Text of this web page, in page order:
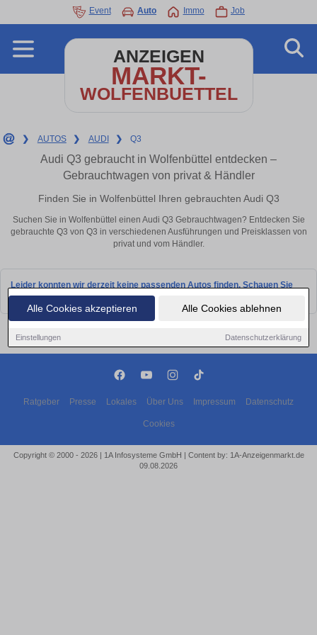
Alle Cookies akzeptieren Alle Cookies ablehnen
Einstellungen Datenschutzerklärung
Event Auto Immo Job
ANZEIGEN
MARKT-
WOLFENBUETTEL
❯ AUTOS ❯ AUDI ❯ Q3
Audi Q3 gebraucht in Wolfenbüttel entdecken –
Gebrauchtwagen von privat & Händler
Finden Sie in Wolfenbüttel Ihren gebrauchten Audi Q3
Suchen Sie in Wolfenbüttel einen Audi Q3 Gebrauchtwagen? Entdecken Sie
gebrauchte Q3 von Q3 in verschiedenen Ausführungen und Preisklassen von
privat und vom Händler.
Leider konnten wir derzeit keine passenden Autos finden. Schauen Sie
bald wieder vorbei!
Ratgeber Presse Lokales Über Uns Impressum Datenschutz
Cookies
Copyright © 2000 - 2026 | 1A Infosysteme GmbH | Content by: 1A-Anzeigenmarkt.de
09.08.2026